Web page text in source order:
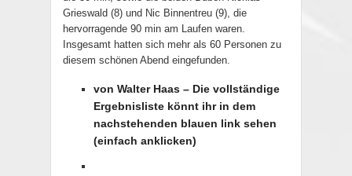
Grieswald (8) und Nic Binnentreu (9), die
hervorragende 90 min am Laufen waren.
Insgesamt hatten sich mehr als 60 Personen zu
diesem schönen Abend eingefunden.
von Walter Haas – Die vollständige
Ergebnisliste könnt ihr in dem
nachstehenden blauen link sehen
(einfach anklicken)